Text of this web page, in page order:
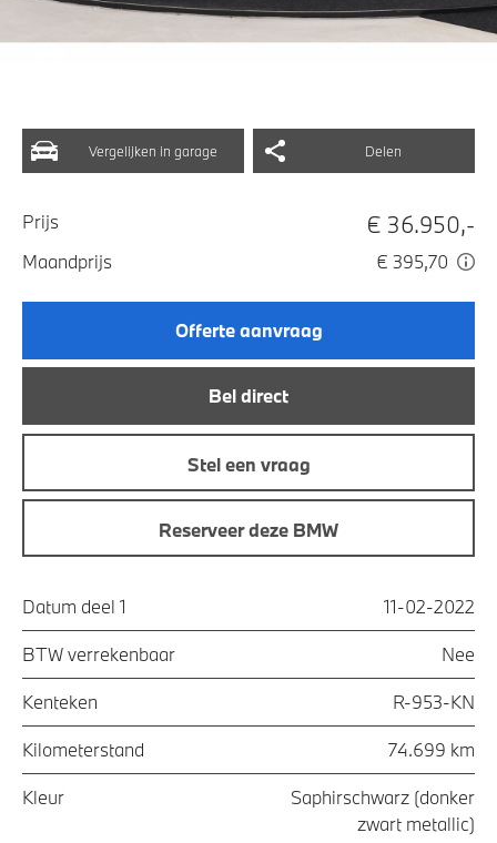
Vergelijken in garage Delen
Prijs € 36.950,-
Maandprijs € 395,70
Offerte aanvraag
Bel direct
Stel een vraag
Reserveer deze BMW
Datum deel 1 11-02-2022
BTW verrekenbaar Nee
Kenteken R-953-KN
Kilometerstand 74.699 km
Kleur
Saphirschwarz (donker
zwart metallic)